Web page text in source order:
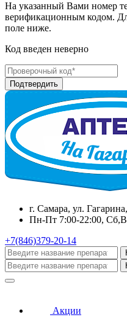
На указанный Вами номер
верификационным кодом.
поле ниже.
Код введен неверно
г. Самара, ул.
Пн-Пт 7:00-22:00,
+7(846)379-20-14
Акции